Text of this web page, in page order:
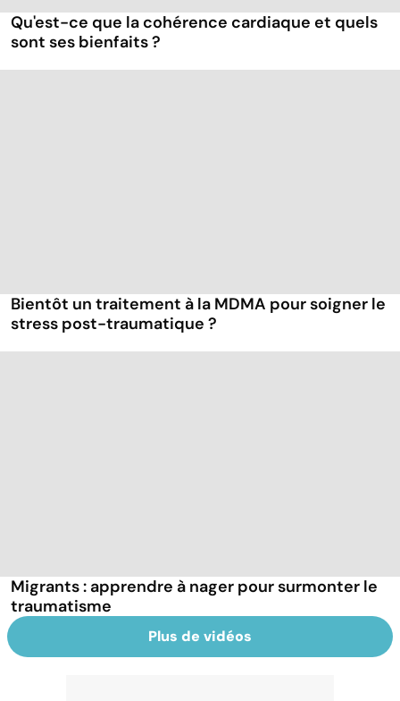
Qu'est-ce que la cohérence cardiaque et quels
sont ses bienfaits ?
Bientôt un traitement à la MDMA pour soigner le
stress post-traumatique ?
Migrants : apprendre à nager pour surmonter le
traumatisme
Plus de vidéos